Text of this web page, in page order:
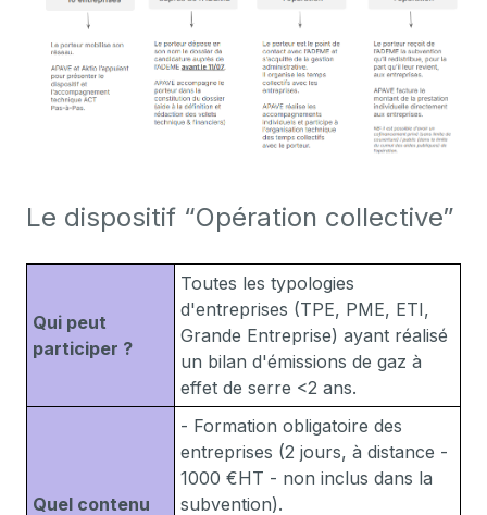
Le dispositif “Opération collective”
Qui peut
participer ?
Toutes les typologies
d'entreprises (TPE, PME, ETI,
Grande Entreprise) ayant réalisé
un bilan d'émissions de gaz à
effet de serre <2 ans.
Quel contenu
- Formation obligatoire des
entreprises (2 jours, à distance -
1000 €HT - non inclus dans la
subvention).